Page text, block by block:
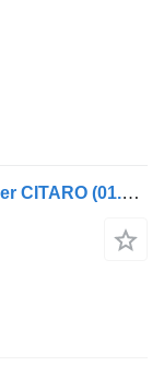
Преобразователь напряжения Weber CITARO (01.98-) 01310046 для автобуса Mercedes-Benz Bus II (1996-)